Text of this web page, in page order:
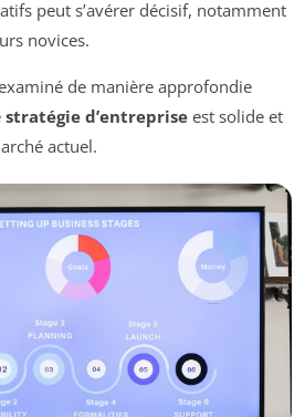
peut s’avérer décisif, notamment
novices.
de manière approfondie
stratégie d’entreprise est solide et
actuel.